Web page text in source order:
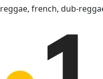
reggae, french, dub-